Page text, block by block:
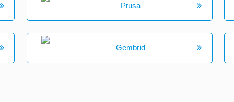
> Prusa
Gembrid